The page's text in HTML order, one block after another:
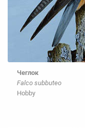
Чеглок
Falco subbuteo
Hobby